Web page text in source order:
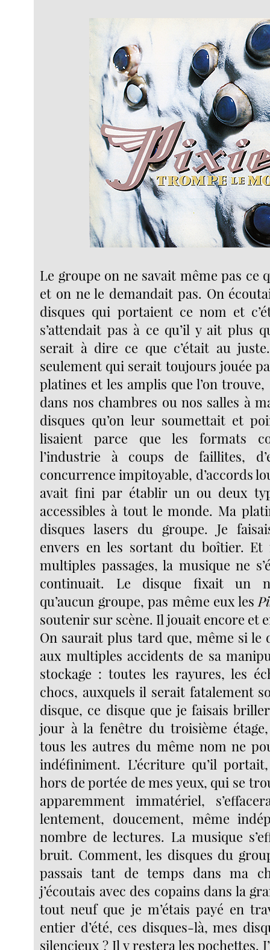
Le groupe on ne savait même pas ce
et on ne le demandait pas. On
disques qui portaient ce nom et
s’attendait pas à ce qu’il y ait plus
serait à dire ce que c’était au
seulement qui serait toujours jouée
platines et les amplis que l’on
dans nos chambres ou nos salles à
disques qu’on leur soumettait et
lisaient parce que les formats
l’industrie à coups de faillites,
concurrence impitoyable, d’accords
avait fini par établir un ou deux
accessibles à tout le monde. Ma
disques lasers du groupe. Je
envers en les sortant du boîtier. Et
multiples passages, la musique ne
continuait. Le disque fixait un
qu’aucun groupe, pas même eux les
soutenir sur scène. Il jouait encore et
On saurait plus tard que, même si le
aux multiples accidents de sa
stockage : toutes les rayures, les
chocs, auxquels il serait fatalement
disque, ce disque que je faisais
jour à la fenêtre du troisième
tous les autres du même nom ne
indéfiniment. L’écriture qu’il
hors de portée de mes yeux, qui se
apparemment immatériel,
lentement, doucement, même
nombre de lectures. La musique
bruit. Comment, les disques du
passais tant de temps dans ma
j’écoutais avec des copains dans la
tout neuf que je m’étais payé en
entier d’été, ces disques-là, mes
silencieux ? Il y restera les pochettes.